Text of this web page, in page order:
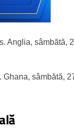
Anglia, sâmbătă,
Ghana, sâmbătă,